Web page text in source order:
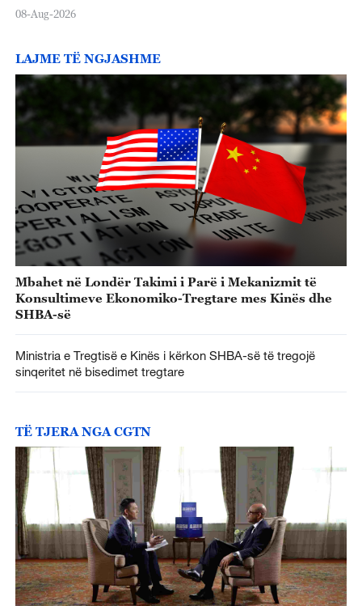
08-Aug-2026
LAJME TË NGJASHME
Mbahet në Londër Takimi i Parë i Mekanizmit të
Konsultimeve Ekonomiko-Tregtare mes Kinës dhe
SHBA-së
Ministria e Tregtisë e Kinës i kërkon SHBA-së të tregojë
sinqeritet në bisedimet tregtare
TË TJERA NGA CGTN